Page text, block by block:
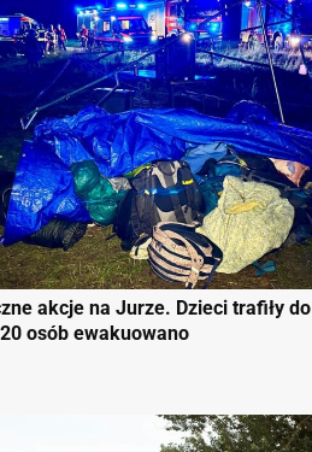
akcje na Jurze. Dzieci trafiły do
osób ewakuowano